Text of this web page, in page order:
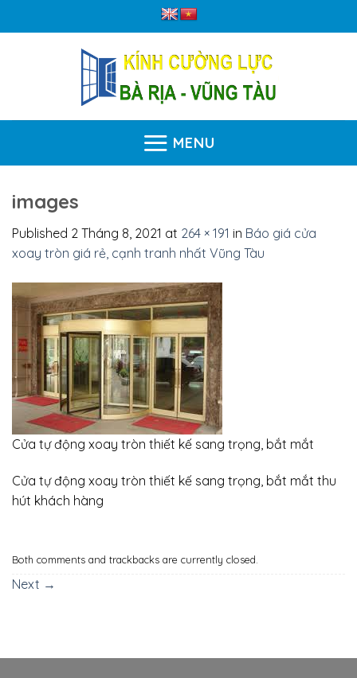
to
MENU
images
Published 2 Tháng 8, 2021 at 264 × 191 in Báo giá cửa
xoay tròn giá rẻ, cạnh tranh nhất Vũng Tàu
Cửa tự động xoay tròn thiết kế sang trọng, bắt mắt
Cửa tự động xoay tròn thiết kế sang trọng, bắt mắt thu
hút khách hàng
Both comments and trackbacks are currently closed.
Next →